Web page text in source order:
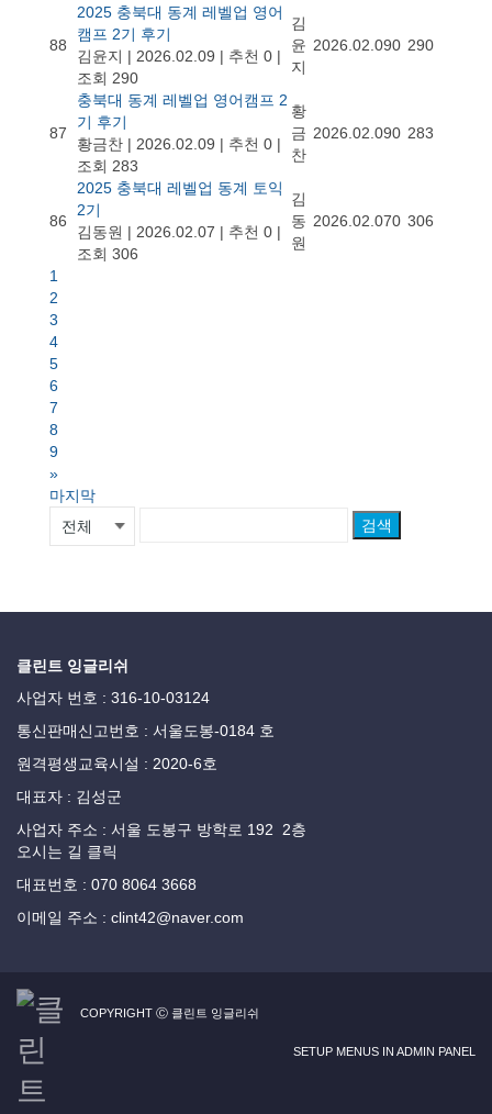
88
2025 충북대 동계 레벨업 영어
캠프 2기 후기
김윤지 | 2026.02.09 | 추천 0 |
조회 290
김
윤
지
2026.02.090 290
87
충북대 동계 레벨업 영어캠프 2
기 후기
황금찬 | 2026.02.09 | 추천 0 |
조회 283
황
금
찬
2026.02.090 283
86
2025 충북대 레벨업 동계 토익
2기
김동원 | 2026.02.07 | 추천 0 |
조회 306
김
동
원
2026.02.070 306
1
2
3
4
5
6
7
8
9
»
마지막
검색
클린트 잉글리쉬
사업자 번호 : 316-10-03124
통신판매신고번호 : 서울도봉-0184 호
원격평생교육시설 : 2020-6호
대표자 : 김성군
사업자 주소 : 서울 도봉구 방학로 192 2층
오시는 길 클릭
대표번호 : 070 8064 3668
이메일 주소 : clint42@naver.com
COPYRIGHT Ⓒ 클린트 잉글리쉬
SETUP MENUS IN ADMIN PANEL